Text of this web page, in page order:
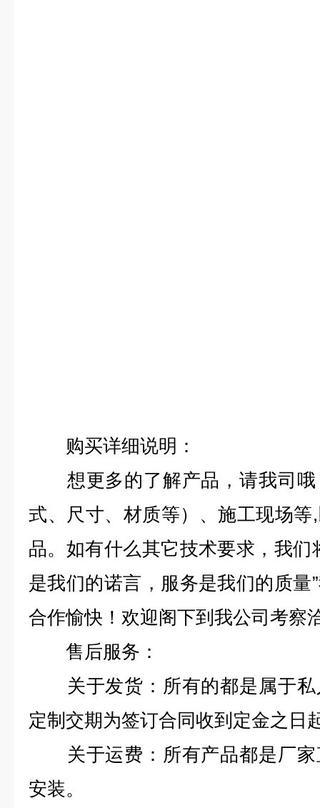
购买详细说明：
想更多的了解产品，请我司哦
式、尺寸、材质等）、施工现场
品。如有什么其它技术要求，我们
是我们的诺言，服务是我们的质量
合作愉快！欢迎阁下到我公司考察
售后服务：
关于发货：所有的都是属于私
定制交期为签订合同收到定金之日
关于运费：所有产品都是厂家
安装。